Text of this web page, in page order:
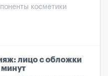
косметики
лицо с обложки
минут